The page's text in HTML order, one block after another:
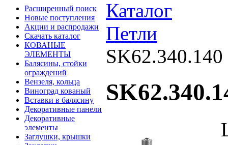
Расширенный поиск
Новые поступления
Акции и распродажи
Скачать каталог
КОВАНЫЕ
ЭЛЕМЕНТЫ
Балясины, стойки
ограждений
Вензеля, кольца
Виноград кованый
Вставки в балясину
Декоративные панели
Декоративные
элементы
Заглушки, крышки
Каталог
Петли